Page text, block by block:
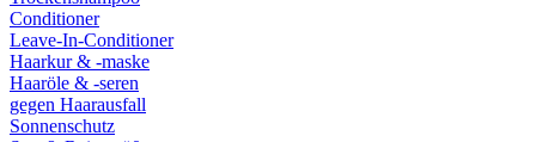
Conditioner
Leave-In-Conditioner
Haarkur & -maske
Haaröle & -seren
gegen Haarausfall
Sonnenschutz